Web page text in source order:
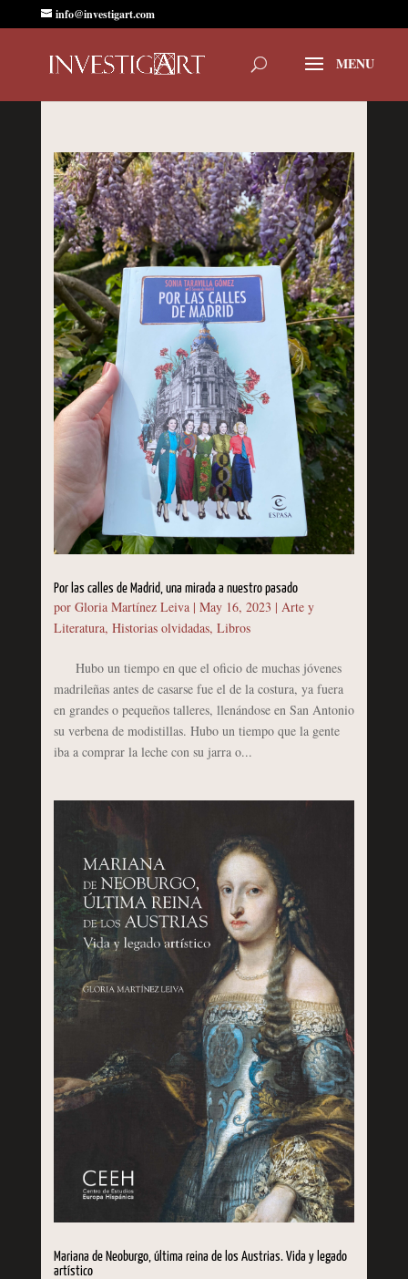
info@investigart.com
Por las calles de Madrid, una mirada a nuestro pasado
por Gloria Martínez Leiva| May 16, 2023 | Arte y
Literatura, Historias olvidadas, Libros
Hubo un tiempo en que el oficio de muchas jóvenes
madrileñas antes de casarse fue el de la costura, ya fuera
en grandes o pequeños talleres, llenándose en San Antonio
su verbena de modistillas. Hubo un tiempo que la gente
iba a comprar la leche con su jarra o...
Mariana de Neoburgo, última reina de los Austrias. Vida y legado
artístico